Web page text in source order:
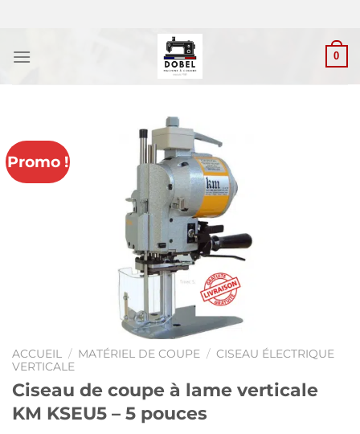
contenu
0
Promo !
ACCUEIL / MATÉRIEL DE COUPE / CISEAU ÉLECTRIQUE
VERTICALE
Ciseau de coupe à lame verticale
KM KSEU5 – 5 pouces